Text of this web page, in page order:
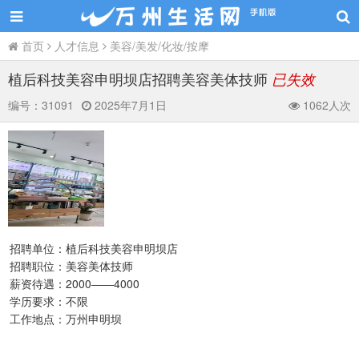
首页 人才信息 美容/美发/化妆/按摩
植后科技美容申明坝店招聘美容美体技师 已失效
编号： 31091 2025年7月1日 1062人次
招聘单位：植后科技美容申明坝店
招聘职位：美容美体技师
薪资待遇：2000——4000
学历要求：不限
工作地点：万州申明坝